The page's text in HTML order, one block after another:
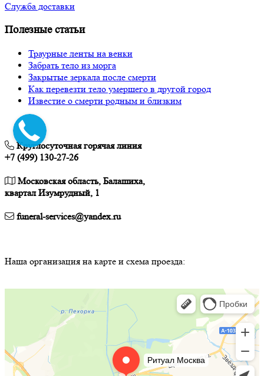
Служба доставки
Полезные статьи
Траурные ленты на венки
Забрать тело из морга
Закрытые зеркала после смерти
Как перевезти тело умершего в другой город
Известие о смерти родным и близким
Круглосуточная горячая линия
+7 (499) 130-27-26
Московская область, Балашиха,
квартал Изумрудный, 1
funeral-services@yandex.ru
Наша организация на карте и схема проезда: